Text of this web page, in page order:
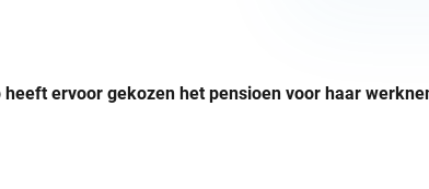
heeft ervoor gekozen het pensioen voor haar